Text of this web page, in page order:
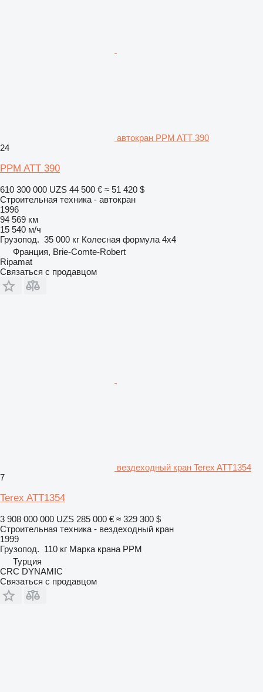
автокран PPM ATT 390
24
PPM ATT 390
610 300 000 UZS 44 500 € ≈ 51 420 $
Строительная техника - автокран
1996
94 569 км
15 540 м/ч
Грузопод. 35 000 кг Колесная формула 4x4
Франция, Brie-Comte-Robert
Ripamat
Связаться с продавцом
вездеходный кран Terex ATT1354
7
Terex ATT1354
3 908 000 000 UZS 285 000 € ≈ 329 300 $
Строительная техника - вездеходный кран
1999
Грузопод. 110 кг Марка крана PPM
Турция
CRC DYNAMIC
Связаться с продавцом